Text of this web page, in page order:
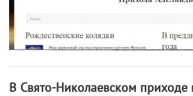
В Свято-Николаевском приходе